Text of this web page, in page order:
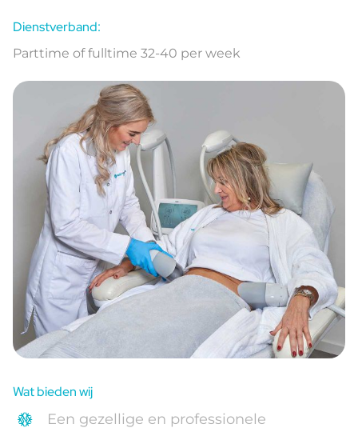
Dienstverband:
Parttime of fulltime 32-40 per week
Wat bieden wij
Een gezellige en professionele